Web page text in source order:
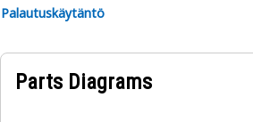
Palautuskäytäntö
Parts Diagrams